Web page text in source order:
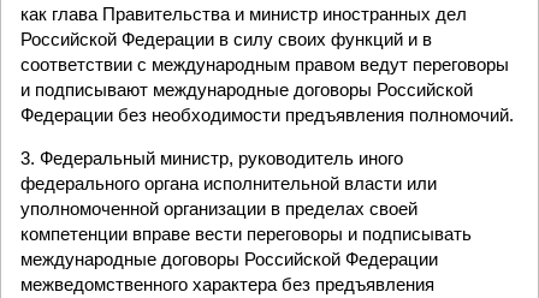
как глава Правительства и министр иностранных дел
Российской Федерации в силу своих функций и в
соответствии с международным правом ведут переговоры
и подписывают международные договоры Российской
Федерации без необходимости предъявления полномочий.
3. Федеральный министр, руководитель иного
федерального органа исполнительной власти или
уполномоченной организации в пределах своей
компетенции вправе вести переговоры и подписывать
международные договоры Российской Федерации
межведомственного характера без предъявления